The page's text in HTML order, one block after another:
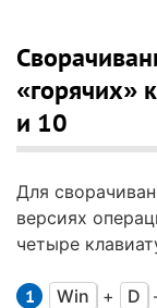
«горячих»
и 10
Для
версиях
четыре
Win + D